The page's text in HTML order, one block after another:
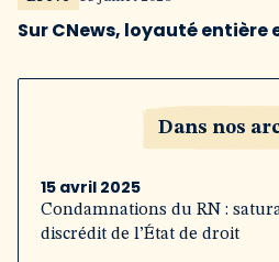
Sur CNews, loyauté entière
Dans nos
15 avril 2025
Condamnations du RN :
discrédit de l’État de droit